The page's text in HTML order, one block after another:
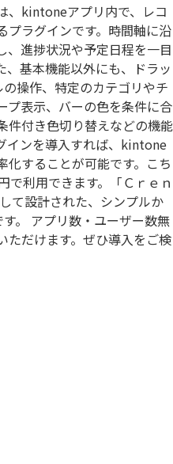
、kintoneアプリ内で、レコ
プラグインです。時間軸に沿
、進捗状況や予定日程を一目
、基本機能以外にも、ドラッ
操作、特定のカテゴリやチ
プ表示、バーの色を条件に合
件付き色切り替えなどの機能
インを導入すれば、kintone
化することが可能です。こち
で利用できます。「Ｃｒｅｎ
て設計された、シンプルか
。 アプリ数・ユーザー数無
ただけます。ぜひ導入をご検